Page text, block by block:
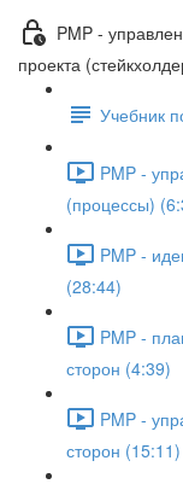
PMP -
проекта
Учебник
PMP -
(процессы)
PMP -
(28:44)
PMP -
сторон (4:39)
PMP -
сторон (15:11)